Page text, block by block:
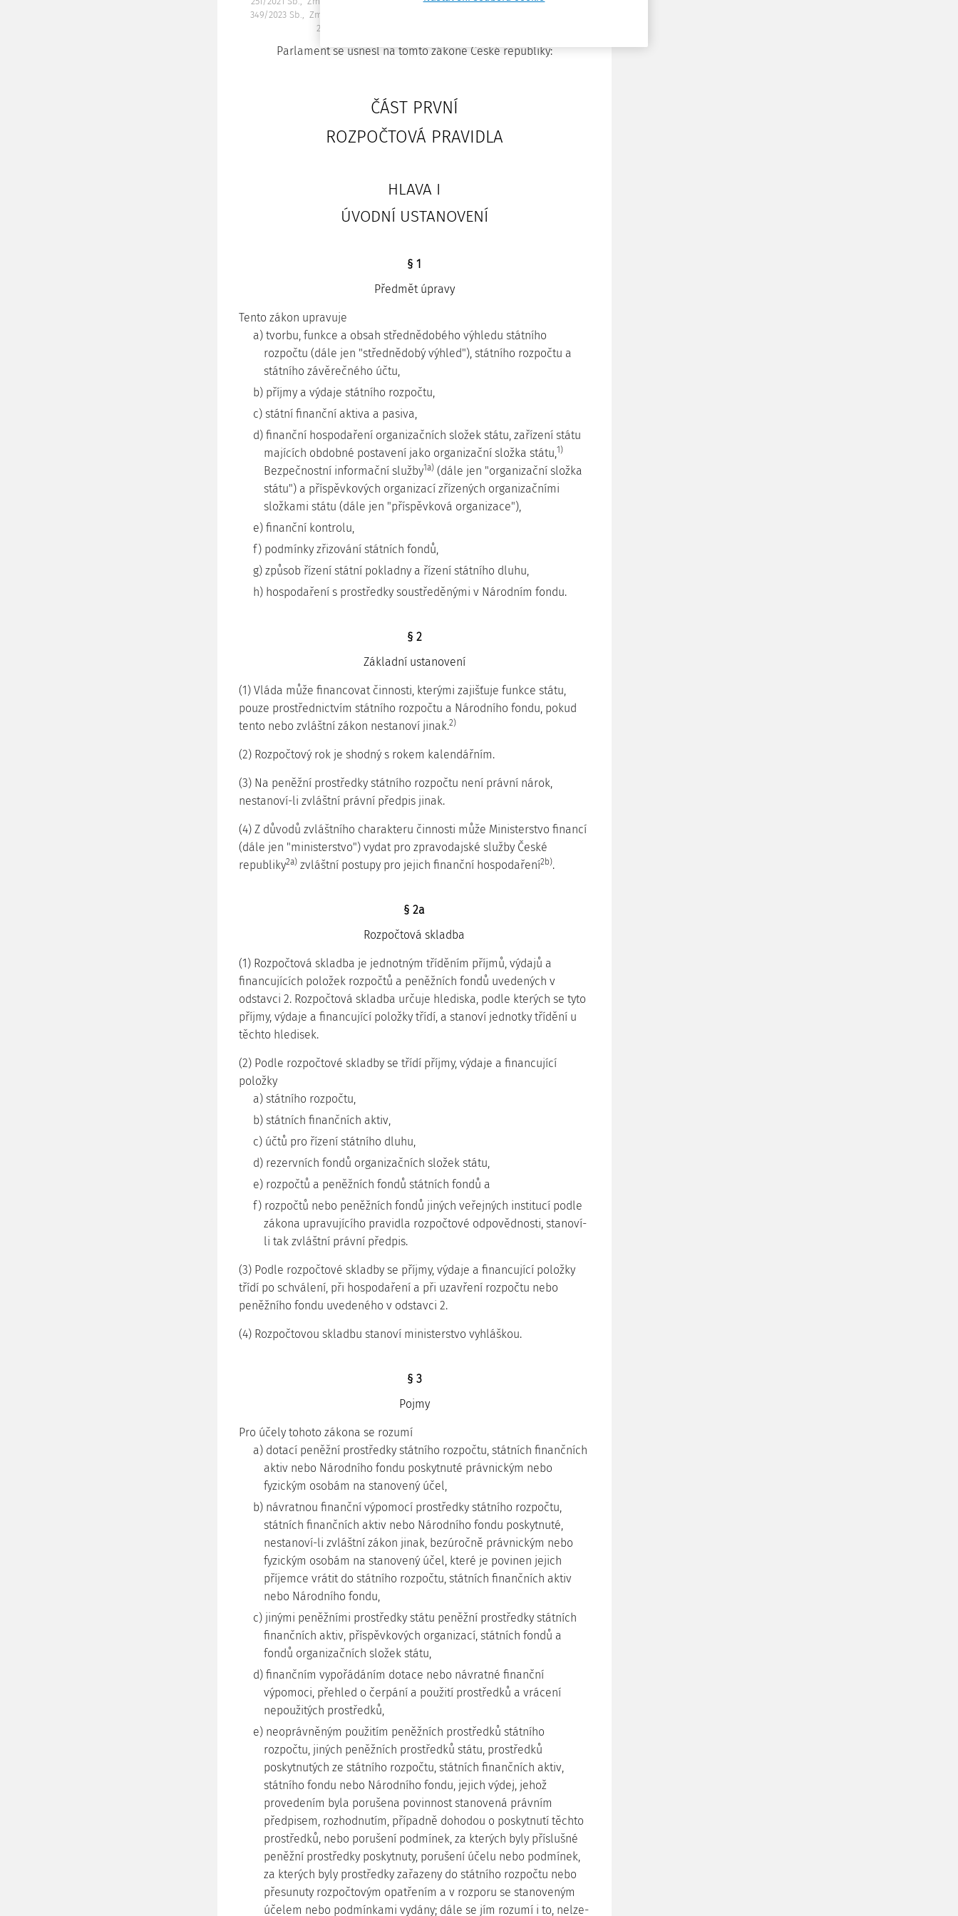
349/2023 Sb.
Změna: 262/2024 Sb., 263/2024 Sb.
232/2025 Sb. (část)
Parlament se usnesl na tomto zákoně České republiky:
ČÁST PRVNÍ
ROZPOČTOVÁ PRAVIDLA
HLAVA I
ÚVODNÍ USTANOVENÍ
§ 1
Předmět úpravy
Tento zákon upravuje
a) tvorbu, funkce a obsah střednědobého výhledu státního
rozpočtu (dále jen "střednědobý výhled"), státního rozpočtu a
státního závěrečného účtu,
b) příjmy a výdaje státního rozpočtu,
c) státní finanční aktiva a pasiva,
d) finanční hospodaření organizačních složek státu, zařízení státu
majících obdobné postavení jako organizační složka státu,1)
Bezpečnostní informační služby1a)(dále jen "organizační složka
státu") a příspěvkových organizací zřízených organizačními
složkami státu (dále jen "příspěvková organizace"),
e) finanční kontrolu,
f) podmínky zřizování státních fondů,
g) způsob řízení státní pokladny a řízení státního dluhu,
h) hospodaření s prostředky soustředěnými v Národním fondu.
§ 2
Základní ustanovení
(1) Vláda může financovat činnosti, kterými zajišťuje funkce státu,
pouze prostřednictvím státního rozpočtu a Národního fondu, pokud
tento nebo zvláštní zákon nestanoví jinak.2)
(2) Rozpočtový rok je shodný s rokem kalendářním.
(3) Na peněžní prostředky státního rozpočtu není právní nárok,
nestanoví-li zvláštní právní předpis jinak.
(4) Z důvodů zvláštního charakteru činnosti může Ministerstvo financí
(dále jen "ministerstvo") vydat pro zpravodajské služby České
republiky2a)zvláštní postupy pro jejich finanční hospodaření2b).
§ 2a
Rozpočtová skladba
(1) Rozpočtová skladba je jednotným tříděním příjmů, výdajů a
financujících položek rozpočtů a peněžních fondů uvedených v
odstavci 2. Rozpočtová skladba určuje hlediska, podle kterých se tyto
příjmy, výdaje a financující položky třídí, a stanoví jednotky třídění u
těchto hledisek.
(2) Podle rozpočtové skladby se třídí příjmy, výdaje a financující
položky
a) státního rozpočtu,
b) státních finančních aktiv,
c) účtů pro řízení státního dluhu,
d) rezervních fondů organizačních složek státu,
e) rozpočtů a peněžních fondů státních fondů a
f) rozpočtů nebo peněžních fondů jiných veřejných institucí podle
zákona upravujícího pravidla rozpočtové odpovědnosti, stanoví-
li tak zvláštní právní předpis.
(3) Podle rozpočtové skladby se příjmy, výdaje a financující položky
třídí po schválení, při hospodaření a při uzavření rozpočtu nebo
peněžního fondu uvedeného v odstavci 2.
(4) Rozpočtovou skladbu stanoví ministerstvo vyhláškou.
§ 3
Pojmy
Pro účely tohoto zákona se rozumí
a) dotací peněžní prostředky státního rozpočtu, státních finančních
aktiv nebo Národního fondu poskytnuté právnickým nebo
fyzickým osobám na stanovený účel,
b) návratnou finanční výpomocí prostředky státního rozpočtu,
státních finančních aktiv nebo Národního fondu poskytnuté,
nestanoví-li zvláštní zákon jinak, bezúročně právnickým nebo
fyzickým osobám na stanovený účel, které je povinen jejich
příjemce vrátit do státního rozpočtu, státních finančních aktiv
nebo Národního fondu,
c) jinými peněžními prostředky státu peněžní prostředky státních
finančních aktiv, příspěvkových organizací, státních fondů a
fondů organizačních složek státu,
d) finančním vypořádáním dotace nebo návratné finanční
výpomoci, přehled o čerpání a použití prostředků a vrácení
nepoužitých prostředků,
e) neoprávněným použitím peněžních prostředků státního
rozpočtu, jiných peněžních prostředků státu, prostředků
poskytnutých ze státního rozpočtu, státních finančních aktiv,
státního fondu nebo Národního fondu, jejich výdej, jehož
provedením byla porušena povinnost stanovená právním
předpisem, rozhodnutím, případně dohodou o poskytnutí těchto
prostředků, nebo porušení podmínek, za kterých byly příslušné
peněžní prostředky poskytnuty, porušení účelu nebo podmínek,
za kterých byly prostředky zařazeny do státního rozpočtu nebo
přesunuty rozpočtovým opatřením a v rozporu se stanoveným
účelem nebo podmínkami vydány; dále se jím rozumí i to, nelze-